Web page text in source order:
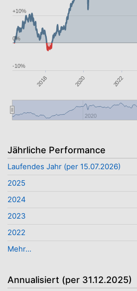
2018 2020 2022
2020
-10%
0%
+10%
Jährliche Performance
Laufendes Jahr (per 15.07.2026)
2025
2024
2023
2022
Mehr...
Annualisiert (per 31.12.2025)